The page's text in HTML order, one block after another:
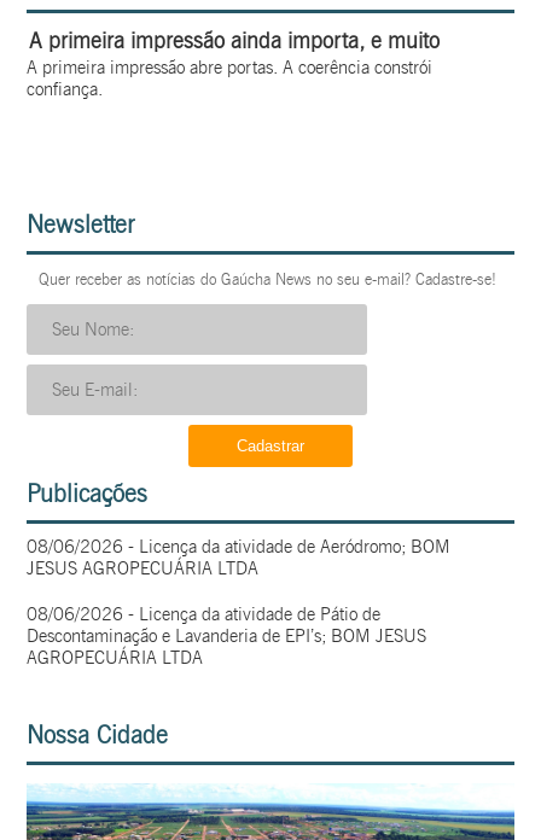
A primeira impressão ainda importa, e muito
A primeira impressão abre portas. A coerência constrói
confiança.
Newsletter
Quer receber as notícias do Gaúcha News no seu e-mail? Cadastre-se!
Publicações
08/06/2026 - Licença da atividade de Aeródromo; BOM
JESUS AGROPECUÁRIA LTDA
08/06/2026 - Licença da atividade de Pátio de
Descontaminação e Lavanderia de EPI’s; BOM JESUS
AGROPECUÁRIA LTDA
Nossa Cidade